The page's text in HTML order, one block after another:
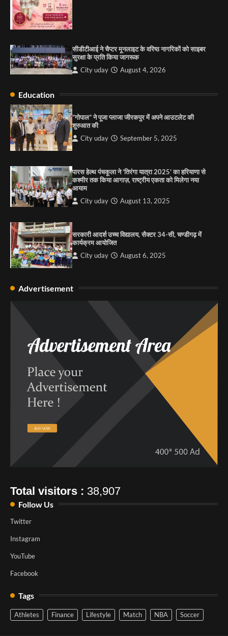
2
3
City uday August 6, 2025
की कसम: देवशाली
City uday
सीडीटीआई ने चैप्टर मूनलाइट के वरिष्ठ नागरिकों को साइबर
सुरक्षा के प्रति किया जागरूक
City uday August 4, 2026
Education
“गोपाल” ने पूजा प्लाजा जीरकपुर में अपने आउटलेट की
शुरुआत की
City uday September 5, 2025
पारस हेल्थ पंचकूला ने ‘तिरंगा यात्रा 2025’ का हरियाणा से
कश्मीर तक किया आगाज़, राष्ट्रीय एकता को मिलेगा नया
आयाम
City uday August 13, 2025
सरकारी आदर्श उच्च विद्यालय, सैक्टर 34-सी, चण्डीगढ़ में
कार्यक्रम आयोजित
City uday August 6, 2025
Advertisement
Total visitors : 38,907
Follow Us
Twitter
Instagram
YouTube
Facebook
Tags
Athletes Finance Lifestyle Match NBA Soccer